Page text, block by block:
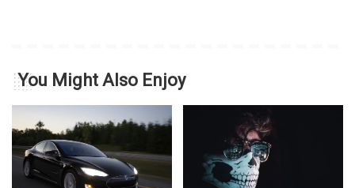
You Might Also Enjoy